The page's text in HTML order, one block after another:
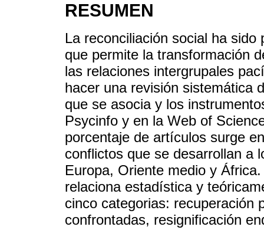
RESUMEN
La reconciliación social ha
que permite la transformación
las relaciones intergrupales
hacer una revisión sistemática
que se asocia y los
Psycinfo y en la Web of
porcentaje de artículos surge
conflictos que se desarrollan a
Europa, Oriente medio y
relaciona estadística y
cinco categorias: recuperación
confrontadas, resignificación